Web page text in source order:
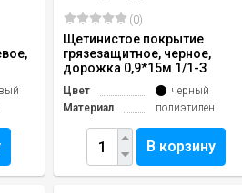
(0)
Щетинистое покрытие
грязезащитное, черное,
дорожка 0,9*15м 1/1-З
Цвет
черный
Материал
полиэтилен
В корзину